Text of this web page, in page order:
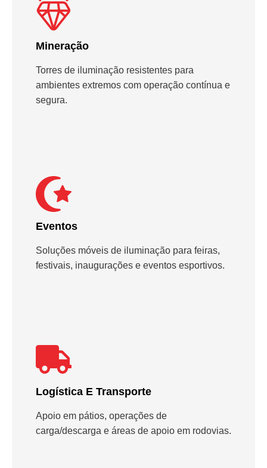
Mineração
Torres de iluminação resistentes para
ambientes extremos com operação contínua e
segura.
Eventos
Soluções móveis de iluminação para feiras,
festivais, inaugurações e eventos esportivos.
Logística E Transporte
Apoio em pátios, operações de
carga/descarga e áreas de apoio em rodovias.